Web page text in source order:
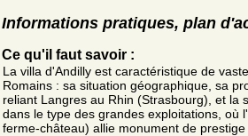
Informations pratiques, plan
Ce qu'il faut savoir :
La villa d'Andilly est caractéristique de
Romains : sa situation géographique, sa
reliant Langres au Rhin (Strasbourg), et la
dans le type des grandes exploitations, où
ferme-château) allie monument de prestige